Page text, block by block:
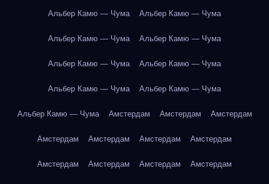
Альбер Камю — Чума Альбер Камю — Чума
Альбер Камю — Чума Альбер Камю — Чума
Альбер Камю — Чума Альбер Камю — Чума
Альбер Камю — Чума Альбер Камю — Чума
Альбер Камю — Чума Амстердам Амстердам Амстердам
Амстердам Амстердам Амстердам Амстердам
Амстердам Амстердам Амстердам Амстердам